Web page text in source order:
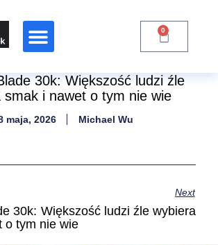
0
30k: Większość ludzi źle
smak i nawet o tym nie wie
maja, 2026 Michael Wu
Next
30k: Większość ludzi źle wybiera
o tym nie wie